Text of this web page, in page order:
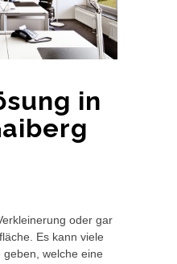
in
oder gar
Es kann viele
welche eine